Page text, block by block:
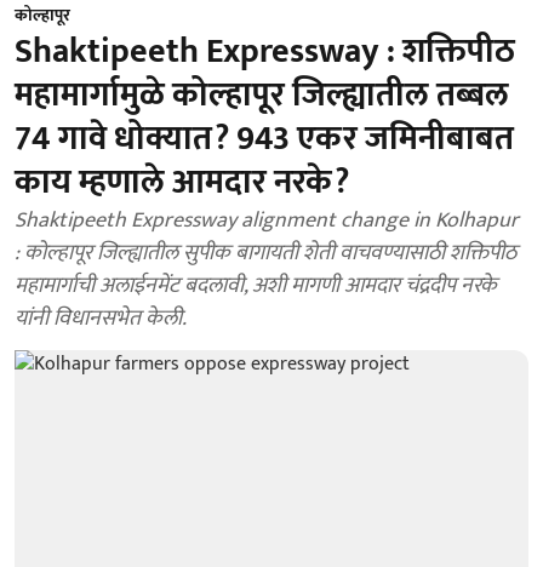
कोल्हापूर
Shaktipeeth Expressway : शक्तिपीठ
महामार्गामुळे कोल्हापूर जिल्ह्यातील तब्बल
74 गावे धोक्यात? 943 एकर जमिनीबाबत
काय म्हणाले आमदार नरके?
Shaktipeeth Expressway alignment change in Kolhapur
: कोल्हापूर जिल्ह्यातील सुपीक बागायती शेती वाचवण्यासाठी शक्तिपीठ
महामार्गाची अलाईनमेंट बदलावी, अशी मागणी आमदार चंद्रदीप नरके
यांनी विधानसभेत केली.